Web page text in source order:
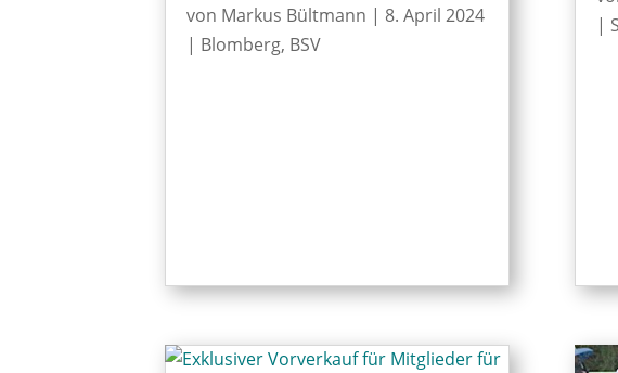
von Markus Bültmann | 8. April 2024
| Blomberg, BSV
|